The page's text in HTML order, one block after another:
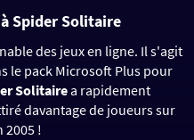
Spider Solitaire
des jeux en ligne. Il s'agit
le pack Microsoft Plus pour
Solitairea rapidement
davantage de joueurs sur
2005 !